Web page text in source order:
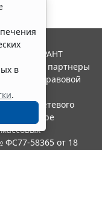
в
.
ГАРАНТ
и ее партнеры
правовой
сетевого
в сфере
ФС77-58365 от 18